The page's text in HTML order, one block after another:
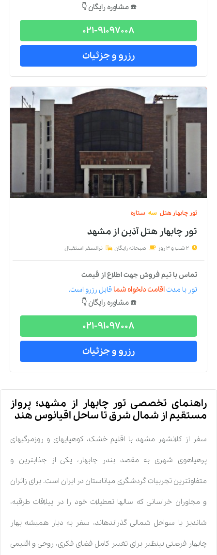
☎️ مشاوره رایگان 👇
021-91097008
رزرو و جزئیات
تور چابهار هتل سه ستاره
تور چابهار هتل آذیناز مشهد
2 شب و 3 روز صبحانه رایگان ترانسفر استقبال
تماس با تیم فروش جهت اطلاع از قیمت
تور با مدتاقامت دلخواه شما قابل رزرو است.
☎️ مشاوره رایگان 👇
021-91097008
رزرو و جزئیات
راهنمای تخصصی تور چابهار از مشهد؛ پرواز
مستقیم از شمال شرق تا ساحل اقیانوس هند
سفر از کلانشهر مشهد با اقلیم خشک، کوهپایهای و روزمرگیهای
پرهیاهوی شهری به مقصد بندر چابهار، یکی از جذابترین و
متفاوتترین تجربیات گردشگری میاناستان در ایران است. برای زائران
و مجاوران خراسانی که سالها تعطیلات خود را در ییلاقات طرقبه،
شاندیز یا سواحل شمالی گذراندهاند، سفر به دیار همیشه بهار
چابهار فرصتی بینظیر برای تغییر کامل فضای فکری، روحی و اقلیمی